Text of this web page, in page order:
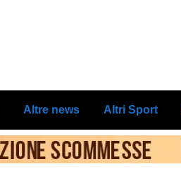
Altre news Altri Sport